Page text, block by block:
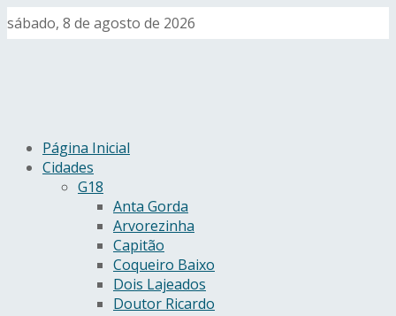
sábado, 8 de agosto de 2026
Página Inicial
Cidades
G18
Anta Gorda
Arvorezinha
Capitão
Coqueiro Baixo
Dois Lajeados
Doutor Ricardo